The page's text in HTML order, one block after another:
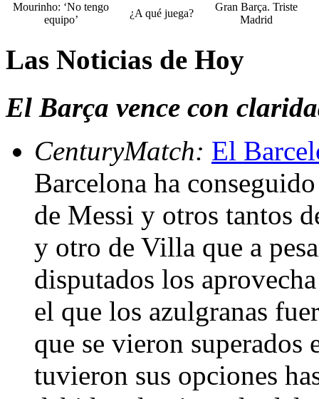
Mourinho: ‘No tengo
equipo’
¿A qué juega?
Gran Barça. Triste
Madrid
Las Noticias de Hoy
El Barça vence con
CenturyMatch: El
Barcelona ha
de Messi y otros tantos
y otro de Villa que a
disputados los
el que los azulgranas
que se vieron superados
tuvieron sus opciones